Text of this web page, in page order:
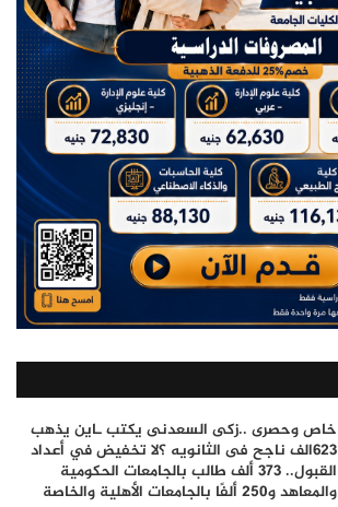
خاص وحصرى ..زكى السعدنى يكتب ـاين يذهب
٦٢٣الف ناجح فى الثانويه ؟لا تخفيض في أعداد
القبول.. 373 ألف طالب بالجامعات الحكومية
والمعاهد و250 ألفًا بالجامعات الأهلية والخاصة